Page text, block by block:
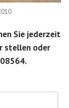
Sie jederzeit
stellen oder